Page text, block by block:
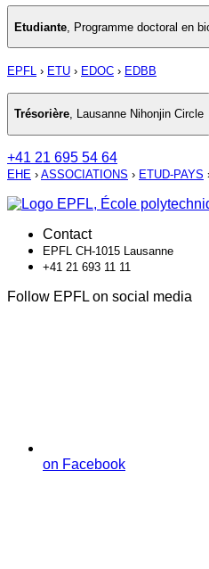
Etudiante Programme doctoral en
EPFL › ETU › EDOC › EDBB
Trésorière, Lausanne Nihonjin Circle
+41 21 695 54 64
EHE › ASSOCIATIONS › ETUD-PAYS
Contact
EPFL CH-1015 Lausanne
+41 21 693 11 11
Follow EPFL on social media
on Facebook